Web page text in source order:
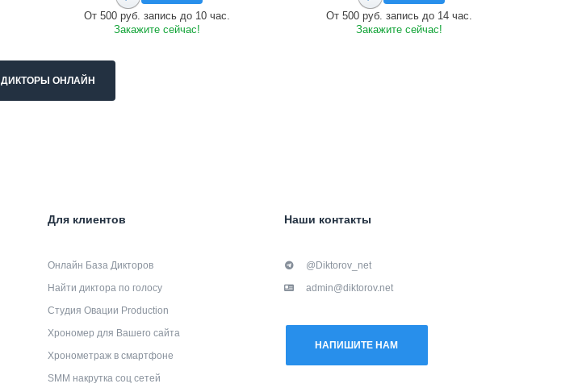
От 500 руб. запись до 10 час.
Закажите сейчас!
От 500 руб. запись до 14 час.
Закажите сейчас!
ДИКТОРЫ ОНЛАЙН
Для клиентов
Онлайн База Дикторов
Найти диктора по голосу
Студия Овации Production
Хрономер для Вашего сайта
Хронометраж в смартфоне
SMM накрутка соц сетей
Наши контакты
@Diktorov_net
admin@diktorov.net
НАПИШИТЕ НАМ